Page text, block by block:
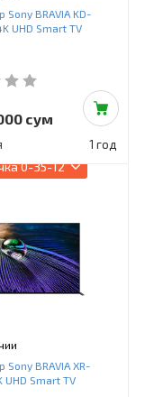
Sony BRAVIA KD-
UHD Smart TV
сум
1 год
0-35-12
Sony BRAVIA XR-
UHD Smart TV